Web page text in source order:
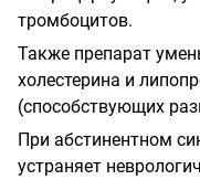
тромбоцитов.
Также препарат
холестерина и
(способствующих
При абстинентном
устраняет